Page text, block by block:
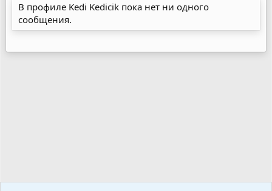
В профиле Kedi Kedicik пока нет ни одного
сообщения.